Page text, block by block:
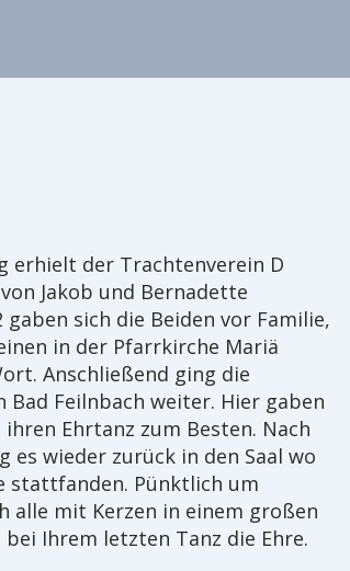
erhielt der Trachtenverein D
Jakob und Bernadette
gaben sich die Beiden vor Familie,
in der Pfarrkirche Mariä
Anschließend ging die
Feilnbach weiter. Hier gaben
Ehrtanz zum Besten. Nach
wieder zurück in den Saal wo
stattfanden. Pünktlich um
alle mit Kerzen in einem großen
Ihrem letzten Tanz die Ehre.